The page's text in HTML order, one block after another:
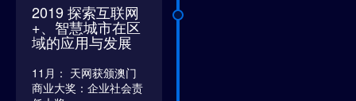
2019 探索互联网
+、智慧城市在区
域的应用与发展
11月： 天网获颁澳门
商业大奖：企业社会责